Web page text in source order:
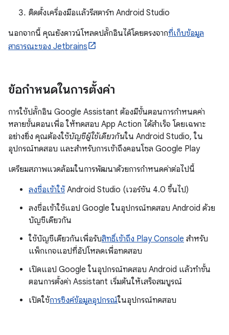
ติดตั้งเครื่องมือแล้วรีสตาร์ท Android Studio
นอกจากนี้ คุณยังดาวน์โหลดปลั๊กอินได้โดยตรงจากที่เก็บข้อมูล
สาธารณะของ Jetbrains
ข้อกำหนดในการตั้งค่า
การใช้ปลั๊กอิน Google Assistant ต้องมีขั้นตอนการกำหนดค่า
หลายขั้นตอนเพื่อ ให้ทดสอบ App Action ได้สำเร็จ โดยเฉพาะ
อย่างยิ่ง คุณต้องใช้บัญชีผู้ใช้เดียวกันใน Android Studio, ใน
อุปกรณ์ทดสอบ และสำหรับการเข้าถึงคอนโซล Google Play
เตรียมสภาพแวดล้อมในการพัฒนาด้วยการกำหนดค่าต่อไปนี้
ลงชื่อเข้าใช้ Android Studio (เวอร์ชัน 4.0 ขึ้นไป)
ลงชื่อเข้าใช้แอป Google ในอุปกรณ์ทดสอบ Android ด้วย
บัญชีเดียวกัน
ใช้บัญชีเดียวกันเพื่อรับสิทธิ์เข้าถึง Play Console สำหรับ
แพ็กเกจแอปที่อัปโหลดเพื่อทดสอบ
เปิดแอป Google ในอุปกรณ์ทดสอบ Android แล้วทำขั้น
ตอนการตั้งค่า Assistant เริ่มต้นให้เสร็จสมบูรณ์
เปิดใช้การซิงค์ข้อมูลอุปกรณ์ในอุปกรณ์ทดสอบ